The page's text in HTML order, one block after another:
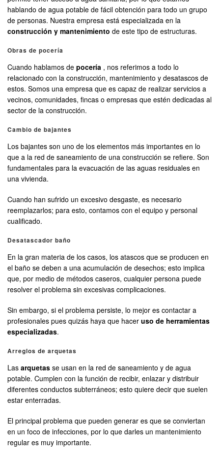
hablando de agua potable de fácil obtención para todo un grupo
de personas. Nuestra empresa está especializada en la
construcción y mantenimiento de este tipo de estructuras.
Obras de pocería
Cuando hablamos de pocería , nos referimos a todo lo
relacionado con la construcción, mantenimiento y desatascos de
estos. Somos una empresa que es capaz de realizar servicios a
vecinos, comunidades, fincas o empresas que estén dedicadas al
sector de la construcción.
Cambio de bajantes
Los bajantes son uno de los elementos más importantes en lo
que a la red de saneamiento de una construcción se refiere. Son
fundamentales para la evacuación de las aguas residuales en
una vivienda.
Cuando han sufrido un excesivo desgaste, es necesario
reemplazarlos; para esto, contamos con el equipo y personal
cualificado.
Desatascador baño
En la gran materia de los casos, los atascos que se producen en
el baño se deben a una acumulación de desechos; esto implica
que, por medio de métodos caseros, cualquier persona puede
resolver el problema sin excesivas complicaciones.
Sin embargo, si el problema persiste, lo mejor es contactar a
profesionales pues quizás haya que hacer uso de herramientas
especializadas.
Arreglos de arquetas
Las arquetas se usan en la red de saneamiento y de agua
potable. Cumplen con la función de recibir, enlazar y distribuir
diferentes conductos subterráneos; esto quiere decir que suelen
estar enterradas.
El principal problema que pueden generar es que se conviertan
en un foco de infecciones, por lo que darles un mantenimiento
regular es muy importante.